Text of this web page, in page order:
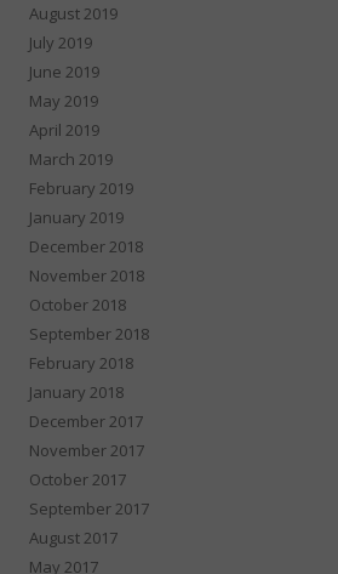
August 2019
July 2019
June 2019
May 2019
April 2019
March 2019
February 2019
January 2019
December 2018
November 2018
October 2018
September 2018
February 2018
January 2018
December 2017
November 2017
October 2017
September 2017
August 2017
May 2017